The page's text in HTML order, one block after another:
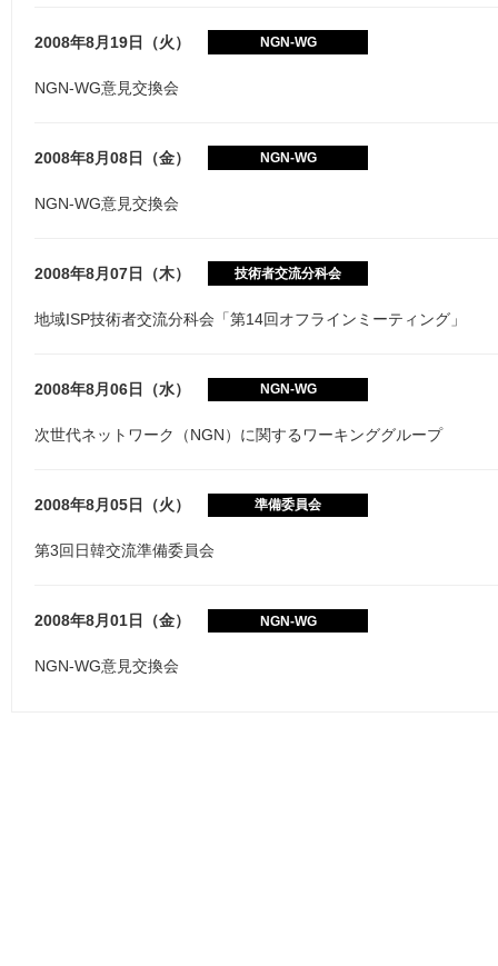
2008年8月19日（火） NGN-WG
NGN-WG意見交換会
2008年8月08日（金） NGN-WG
NGN-WG意見交換会
2008年8月07日（木） 技術者交流分科会
地域ISP技術者交流分科会「第14回オフラインミーティング」
2008年8月06日（水） NGN-WG
次世代ネットワーク（NGN）に関するワーキンググループ
2008年8月05日（火） 準備委員会
第3回日韓交流準備委員会
2008年8月01日（金） NGN-WG
NGN-WG意見交換会